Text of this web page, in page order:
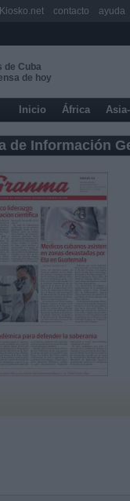
de Cuba
de hoy
Inicio África
de Información
contacto ayuda